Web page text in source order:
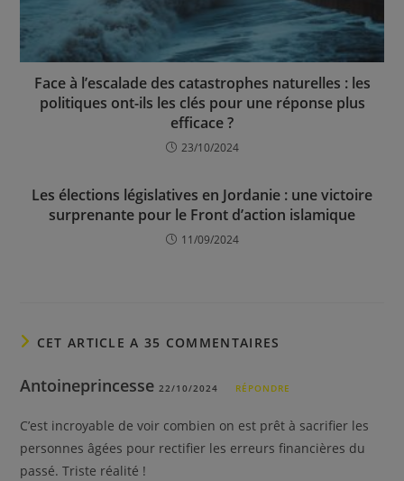
Face à l’escalade des catastrophes naturelles : les
politiques ont-ils les clés pour une réponse plus
efficace ?
23/10/2024
Les élections législatives en Jordanie : une victoire
surprenante pour le Front d’action islamique
11/09/2024
CET ARTICLE A 35 COMMENTAIRES
Antoineprincesse22/10/2024 RÉPONDRE
C’est incroyable de voir combien on est prêt à sacrifier les
personnes âgées pour rectifier les erreurs financières du
passé. Triste réalité !